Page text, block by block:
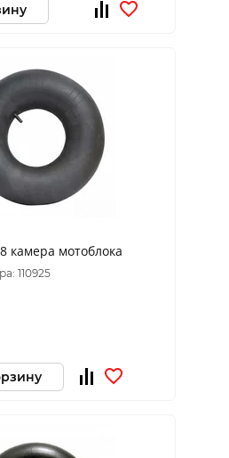
камера мотоблока
110925